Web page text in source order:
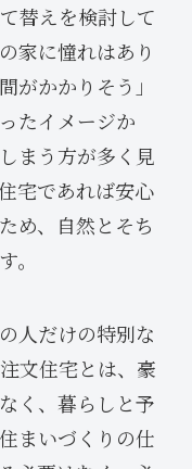
替えを検討して
家に憧れはあり
がかかりそう」
たイメージか
まう方が多く見
宅であれば安心
め、自然とそち
。
人だけの特別な
文住宅とは、豪
く、暮らしと予
まいづくりの仕